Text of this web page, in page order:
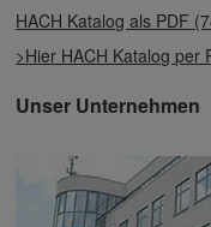
HACH Katalog als PDF
>Hier HACH Katalog per
Unser Unternehmen